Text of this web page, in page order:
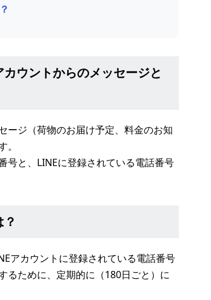
ウントからのメッセージと
ージ（荷物のお届け予定、料金のお知
。
号と、LINEに登録されている電話番号
アカウントに登録されている電話番号
るために、定期的に（180日ごと）に